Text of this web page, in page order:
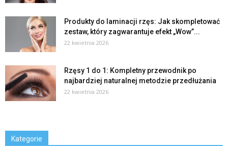
Produkty do laminacji rzęs: Jak skompletować
zestaw, który zagwarantuje efekt „Wow”...
22 kwietnia 2026
Rzęsy 1 do 1: Kompletny przewodnik po
najbardziej naturalnej metodzie przedłużania
22 kwietnia 2026
Kategorie